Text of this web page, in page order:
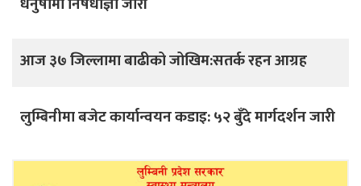
आज ३७ जिल्लामा बाढीको जोखिम:सतर्क रहन आग्रह
लुम्बिनीमा बजेट कार्यान्वयन कडाइ: ५२ बुँदे मार्गदर्शन जारी